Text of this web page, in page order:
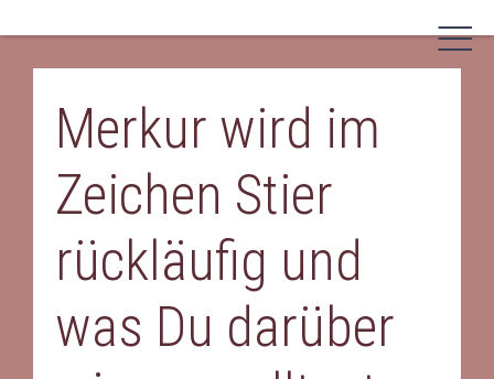
contentMerkur wird im
Zeichen Stier
rückläufig und
was Du darüber